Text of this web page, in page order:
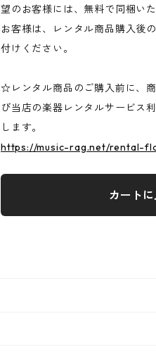
望のお客様には、無料で同梱い
お客様は、レンタル商品購入後
付けください。
☆レンタル商品のご購入前に、
び当店の楽器レンタルサービス
します。
https://music-rag.net/rental-
カート